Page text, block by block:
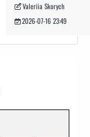
Valeriia Skorych
2026-07-16 23:49